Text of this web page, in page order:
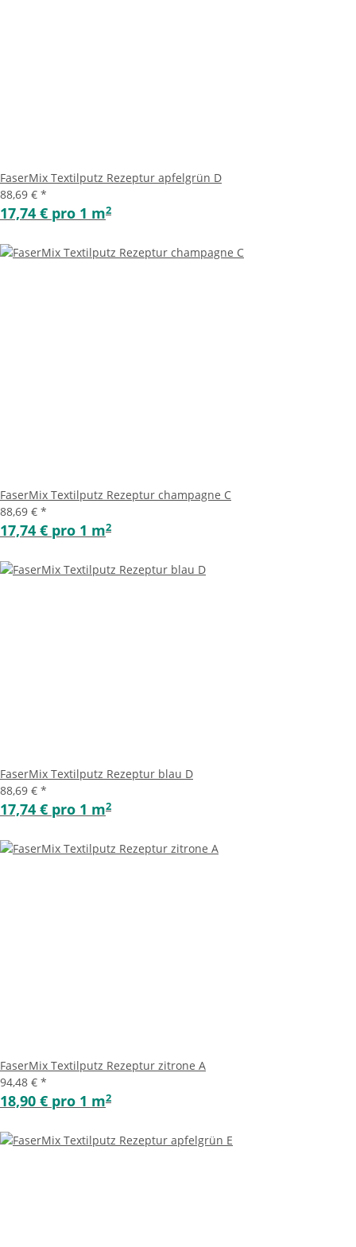
FaserMix Textilputz Rezeptur apfelgrün D
88,69 € *
17,74 € pro 1 m2
FaserMix Textilputz Rezeptur champagne C
88,69 € *
17,74 € pro 1 m2
FaserMix Textilputz Rezeptur blau D
88,69 € *
17,74 € pro 1 m2
FaserMix Textilputz Rezeptur zitrone A
94,48 € *
18,90 € pro 1 m2